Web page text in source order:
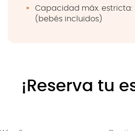
Capacidad máx. estricta:
(bebés incluidos)
¡Reserva tu